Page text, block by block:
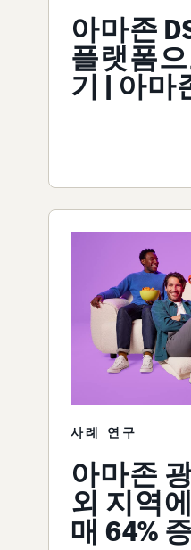
아마존
플랫폼
기 | 아마
사례 연구
아마존
외 지역
매 64%